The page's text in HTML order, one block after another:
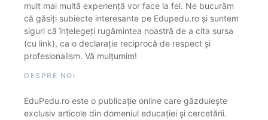
mult mai multă experiență vor face la fel. Ne bucurăm
că găsiți subiecte interesante pe Edupedu.ro și suntem
siguri că înțelegeți rugămintea noastră de a cita sursa
(cu link), ca o declarație reciprocă de respect și
profesionalism. Vă mulțumim!
DESPRE NOI
EduPedu.ro este o publicație online care găzduiește
exclusiv articole din domeniul educației și cercetării.